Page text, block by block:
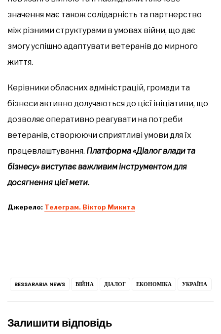
значення має також солідарність та партнерство
між різними структурами в умовах війни, що дає
змогу успішно адаптувати ветеранів до мирного
життя.
Керівники обласних адміністрацій, громади та
бізнеси активно долучаються до цієї ініціативи, що
дозволяє оперативно реагувати на потреби
ветеранів, створюючи сприятливі умови для їх
працевлаштування. Платформа «Діалог влади та
бізнесу» виступає важливим інструментом для
досягнення цієї мети.
Джерело: Телеграм. Віктор Микита
BESSARABIA NEWS ВІЙНА ДІАЛОГ ЕКОНОМІКА УКРАЇНА
Залишити відповідь